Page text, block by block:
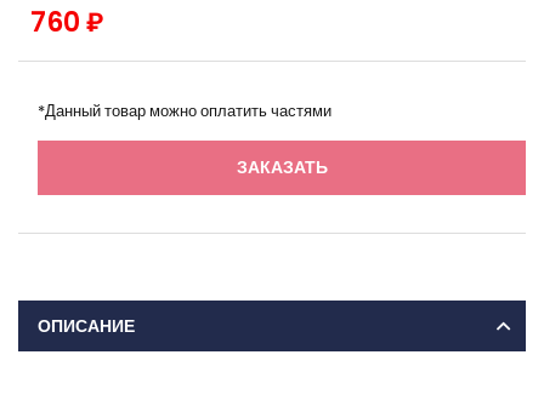
760 ₽
*Данный товар можно оплатить частями
ЗАКАЗАТЬ
ОПИСАНИЕ